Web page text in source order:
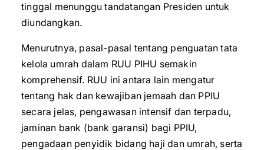
tinggal menunggu tandatangan Presiden untuk
diundangkan.
Menurutnya, pasal-pasal tentang penguatan tata
kelola umrah dalam RUU PIHU semakin
komprehensif. RUU ini antara lain mengatur
tentang hak dan kewajiban jemaah dan PPIU
secara jelas, pengawasan intensif dan terpadu,
jaminan bank (bank garansi) bagi PPIU,
pengadaan penyidik bidang haji dan umrah, serta